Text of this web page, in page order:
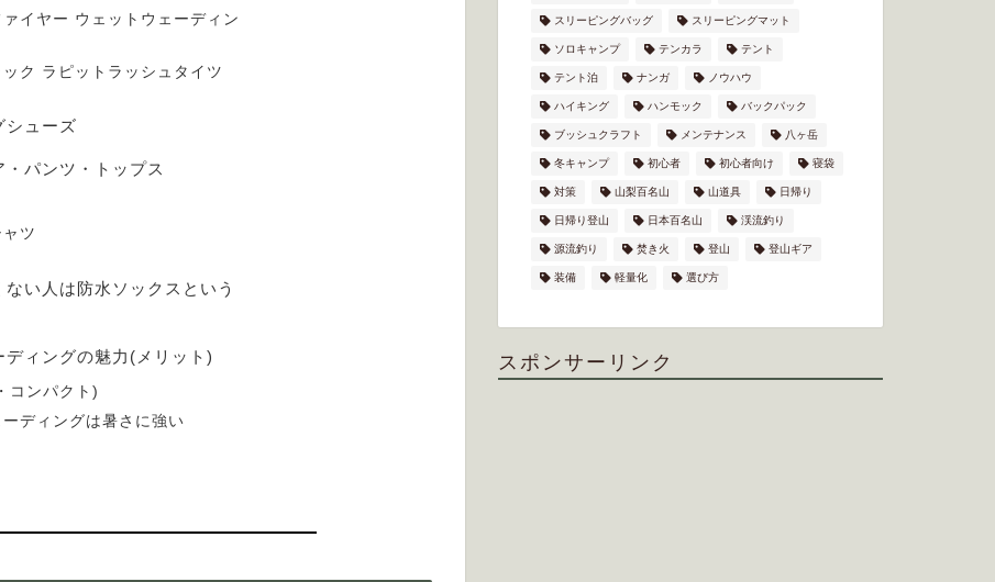
イヤー ウェットウェーディン
ク ラピットラッシュタイツ
シューズ
・パンツ・トップス
ャツ
ない人は防水ソックスという
ディングの魅力(メリット)
コンパクト)
ディングは暑さに強い
スリーピングバッグ スリーピングマット
ソロキャンプ テンカラ テント
テント泊 ナンガ ノウハウ
ハイキング ハンモック バックパック
ブッシュクラフト メンテナンス 八ヶ岳
冬キャンプ 初心者 初心者向け 寝袋
対策 山梨百名山 山道具 日帰り
日帰り登山 日本百名山 渓流釣り
源流釣り 焚き火 登山 登山ギア
装備 軽量化 選び方
スポンサーリンク